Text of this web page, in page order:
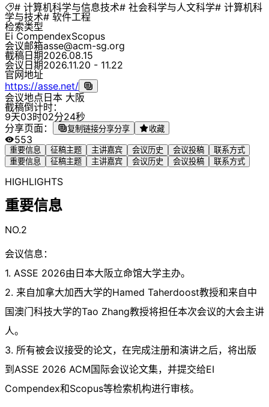
# 计算机科学与信息技术# 社会科学与人文科学# 计算机科
学与技术# 软件工程
检索类型
Ei CompendexScopus
会议邮箱asse@acm-sg.org
截稿日期2026.08.15
会议日期2026.11.20 - 11.22
官网地址
https://asse.net/
会议地点日本 大阪
截稿倒计时：
9天03时02分24秒
分享页面：
复制链接分享分享 收藏
553
重要信息 征稿主题 主讲嘉宾 会议历史 会议投稿
联系方式
重要信息
征稿主题 主讲嘉宾 会议历史 会议投稿 联系方式
HIGHLIGHTS
重要信息
NO.2
会议信息：
1. ASSE 2026由日本大阪立命馆大学主办。
2. 来自加拿大加西大学的Hamed Taherdoost教授和来自中
国澳门科技大学的Tao Zhang教授将担任本次会议的大会主讲
人。
3. 所有被会议接受的论文，在完成注册和演讲之后，将出版
到ASSE 2026 ACM国际会议论文集，并提交给EI
Compendex和Scopus等检索机构进行审核。